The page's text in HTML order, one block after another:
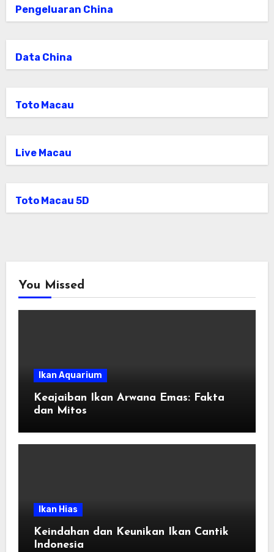
Pengeluaran China
Data China
Toto Macau
Live Macau
Toto Macau 5D
You Missed
Ikan Aquarium
Keajaiban Ikan Arwana Emas: Fakta
dan Mitos
Ikan Hias
Keindahan dan Keunikan Ikan Cantik
Indonesia